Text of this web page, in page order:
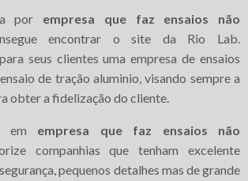
por empresa que faz ensaios não
encontrar o site da Rio Lab.
seus clientes uma empresa de ensaios
de tração aluminio, visando sempre a
obter a fidelização do cliente.
em empresa que faz ensaios não
companhias que tenham excelente
pequenos detalhes mas de grande